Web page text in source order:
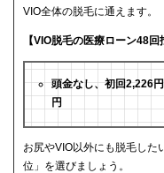
VIO全体の脱毛に通えます。
【VIO脱毛の医療ローン48回
頭金なし、初回2,226
円
お尻やVIO以外にも脱毛した
位」を選びましょう。